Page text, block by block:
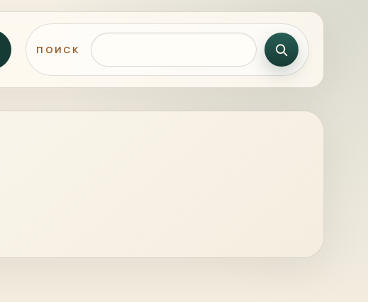
ПОИСК Поиск по сайту